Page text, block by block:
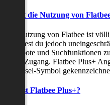
Kostet die Nutzung von
Die Nutzung von Flatbee ist
Möchtest du jedoch
Angebote und Suchfunktionen
Plus+ Zugang. Flatbee Plus+
Schlüssel-Symbol
Was ist Flatbee Plus+?